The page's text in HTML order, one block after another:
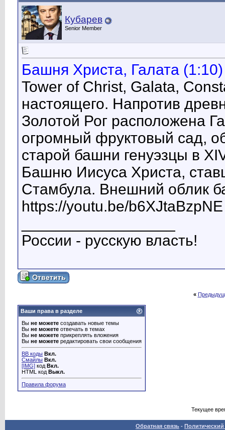
Кубарев
Senior Member
Башня Христа, Галата (1:10)
Tower of Christ, Galata,
настоящего. Напротив
Золотой Рог расположена
огромный фруктовый сад,
старой башни генуэзцы в
Башню Иисуса Христа,
Стамбула. Внешний облик
https://youtu.be/b6XJtaBzpNE
России - русскую власть!
«
Ваши права в разделе
Вы не можете создавать новые темы
Вы не можете отвечать в темах
Вы не можете прикреплять вложения
Вы не можете редактировать свои сообщения
BB коды Вкл.
Смайлы Вкл.
[IMG] код Вкл.
HTML код Выкл.
Правила форума
Текущее
Обратная связь -